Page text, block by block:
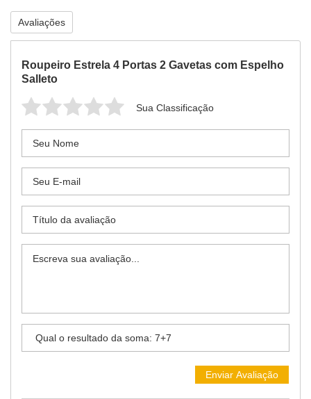
Avaliações
Roupeiro Estrela 4 Portas 2 Gavetas com Espelho
Salleto
Sua Classificação